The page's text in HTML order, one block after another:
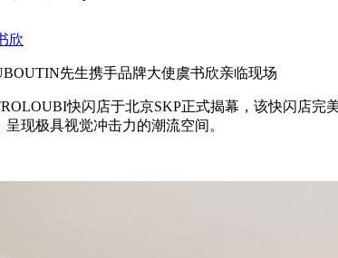
欣
先生携手品牌大使虞书欣亲临现场
快闪店于北京SKP正式揭幕，该快闪店
现极具视觉冲击力的潮流空间。